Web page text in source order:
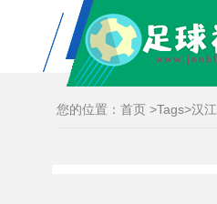
您的位置： 首页 >Tags>汉江